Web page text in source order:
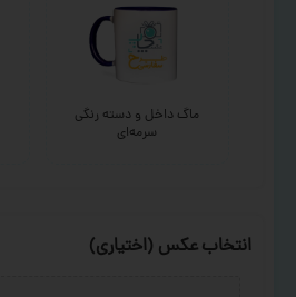
ماگ داخل و دسته رنگی
سرمه‌ای
انتخاب عکس (اختیاری)